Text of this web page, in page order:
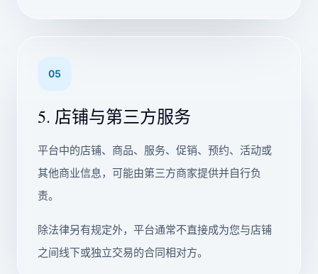
05
5. 店铺与第三方服务
平台中的店铺、商品、服务、促销、预约、活动或
其他商业信息，可能由第三方商家提供并自行负
责。
除法律另有规定外，平台通常不直接成为您与店铺
之间线下或独立交易的合同相对方。